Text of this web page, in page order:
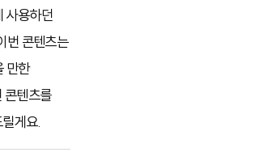
사용하던
번 콘텐츠는
만한
콘텐츠를
게요.